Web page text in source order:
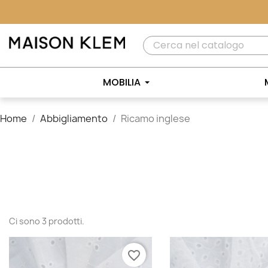
MOBILIA
Home Abbigliamento Ricamo inglese
Ci sono 3 prodotti.
favorite_border